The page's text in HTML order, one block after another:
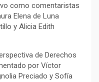
como comentaristas
Elena de Luna
y Alicia Edith
de Derechos
por Víctor
Preciado y Sofía